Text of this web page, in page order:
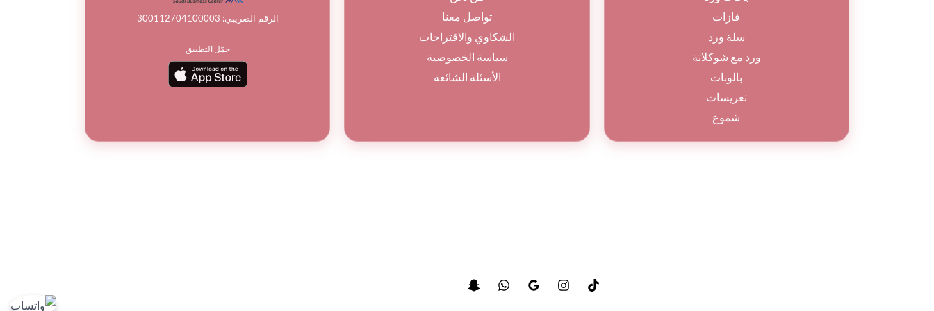
فازات
سلة ورد
ورد مع شوكلاتة
بالونات
تغريسات
شموع
تواصل معنا
الشكاوي والاقتراحات
سياسة الخصوصية
الأسئلة الشائعة
الرقم الضريبي: 300112704100003
حمّل التطبيق